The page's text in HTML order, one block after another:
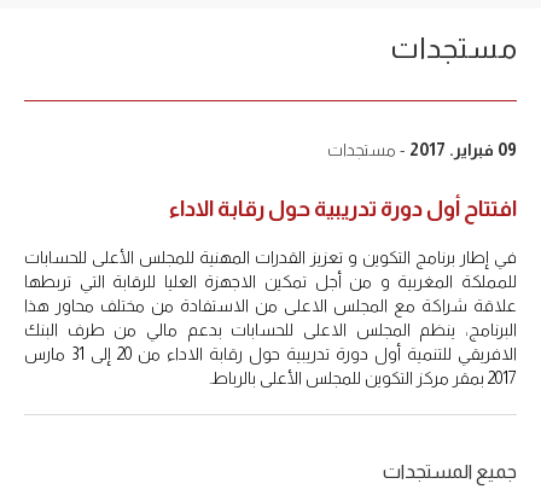
مستجدات
09 فبراير. 2017 - مستجدات
افتتاح أول دورة تدريبية حول رقابة الاداء
في إطار برنامج التكوين و تعزيز القدرات المهنية للمجلس الأعلى للحسابات
للمملكة المغربية و من أجل تمكين الاجهزة العليا للرقابة التي تربطها
علاقة شراكة مع المجلس الاعلى من الاستفادة من مختلف محاور هذا
البرنامج، ينظم المجلس الاعلى للحسابات بدعم مالي من طرف البنك
الافريقي للتنمية أول دورة تدريبية حول رقابة الاداء من 20 إلى 31 مارس
2017 بمقر مركز التكوين للمجلس الأعلى بالرباط.
جميع المستجدات